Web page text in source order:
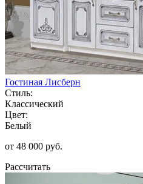
Гостиная Лисберн
Стиль:
Классический
Цвет:
Белый
от 48 000 руб.
Рассчитать